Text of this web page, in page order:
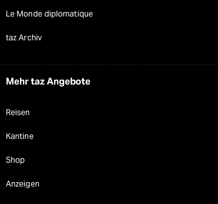
Le Monde diplomatique
taz Archiv
Mehr taz Angebote
Reisen
Kantine
Shop
Anzeigen